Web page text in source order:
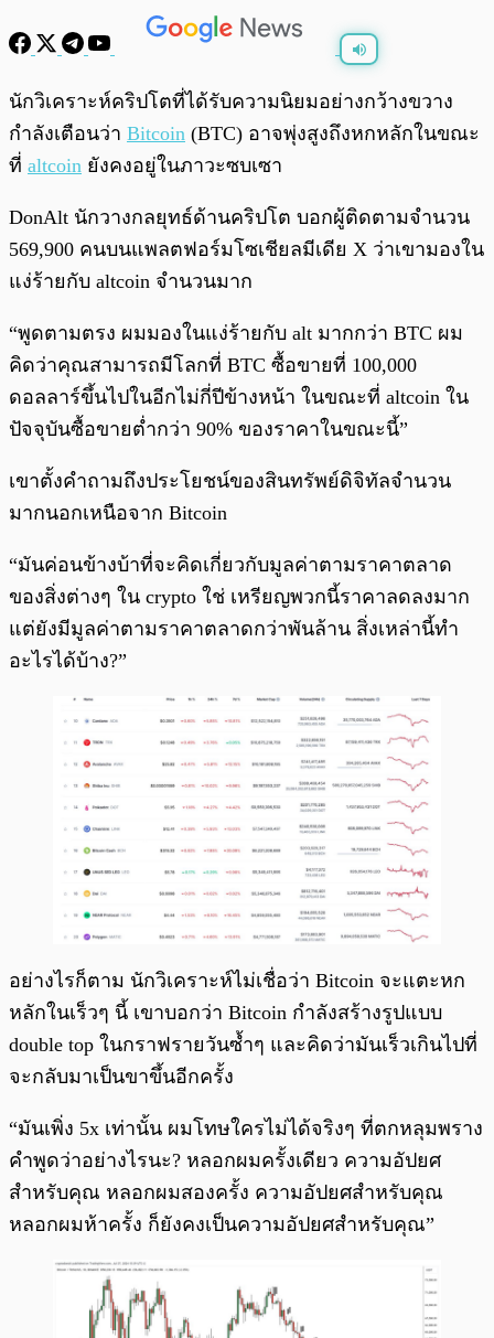
พร้อมเล่น 0:00
นักวิเคราะห์คริปโตที่ได้รับความนิยมอย่างกว้างขวาง
กำลังเตือนว่า Bitcoin (BTC) อาจพุ่งสูงถึงหกหลักในขณะ
ที่ altcoin ยังคงอยู่ในภาวะซบเซา
DonAlt นักวางกลยุทธ์ด้านคริปโต บอกผู้ติดตามจำนวน
569,900 คนบนแพลตฟอร์มโซเชียลมีเดีย X ว่าเขามองใน
แง่ร้ายกับ altcoin จำนวนมาก
“พูดตามตรง ผมมองในแง่ร้ายกับ alt มากกว่า BTC ผม
คิดว่าคุณสามารถมีโลกที่ BTC ซื้อขายที่ 100,000
ดอลลาร์ขึ้นไปในอีกไม่กี่ปีข้างหน้า ในขณะที่ altcoin ใน
ปัจจุบันซื้อขายต่ำกว่า 90% ของราคาในขณะนี้”
เขาตั้งคำถามถึงประโยชน์ของสินทรัพย์ดิจิทัลจำนวน
มากนอกเหนือจาก Bitcoin
“มันค่อนข้างบ้าที่จะคิดเกี่ยวกับมูลค่าตามราคาตลาด
ของสิ่งต่างๆ ใน crypto ใช่ เหรียญพวกนี้ราคาลดลงมาก
แต่ยังมีมูลค่าตามราคาตลาดกว่าพันล้าน สิ่งเหล่านี้ทำ
อะไรได้บ้าง?”
อย่างไรก็ตาม นักวิเคราะห์ไม่เชื่อว่า Bitcoin จะแตะหก
หลักในเร็วๆ นี้ เขาบอกว่า Bitcoin กำลังสร้างรูปแบบ
double top ในกราฟรายวันซ้ำๆ และคิดว่ามันเร็วเกินไปที่
จะกลับมาเป็นขาขึ้นอีกครั้ง
“มันเพิ่ง 5x เท่านั้น ผมโทษใครไม่ได้จริงๆ ที่ตกหลุมพราง
คำพูดว่าอย่างไรนะ? หลอกผมครั้งเดียว ความอัปยศ
สำหรับคุณ หลอกผมสองครั้ง ความอัปยศสำหรับคุณ
หลอกผมห้าครั้ง ก็ยังคงเป็นความอัปยศสำหรับคุณ”